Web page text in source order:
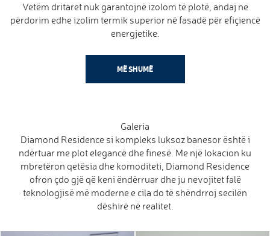
Vetëm dritaret nuk garantojnë izolom të plotë, andaj ne
përdorim edhe izolim termik superior në fasadë për efiçiencë
energjetike.
MË SHUMË
Galeria
Diamond Residence si kompleks luksoz banesor është i
ndërtuar me plot elegancë dhe finesë. Me një lokacion ku
mbretëron qetësia dhe komoditeti, Diamond Residence
ofron çdo gjë që keni ëndërruar dhe ju nevojitet falë
teknologjisë më moderne e cila do të shëndrroj secilën
dëshirë në realitet.